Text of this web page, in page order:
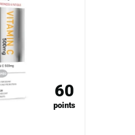
60
points